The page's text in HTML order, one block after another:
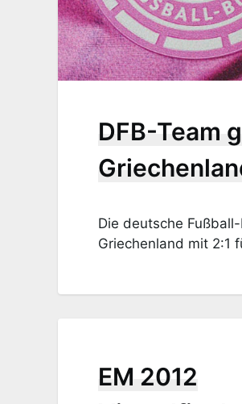
DFB-Team
Die deutsche
Griechenland mit 2:1
EM 2012